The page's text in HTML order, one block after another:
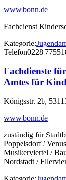
www.bonn.de
Fachdienst
Kategorie:
Telefon0228
Fachdienste
Amtes für
Königsstr. 2b,
www.bonn.de
zuständig für
Poppelsdorf /
Musikerviertel /
Nordstadt /
Kategorie: